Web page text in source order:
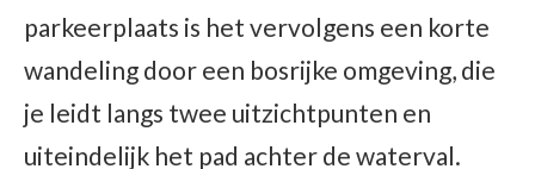
parkeerplaats is het vervolgens een korte
wandeling door een bosrijke omgeving, die
je leidt langs twee uitzichtpunten en
uiteindelijk het pad achter de waterval.